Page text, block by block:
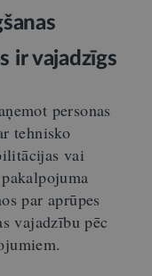
ir vajadzīgs
personas
tehnisko
vai
par aprūpes
vajadzību pēc